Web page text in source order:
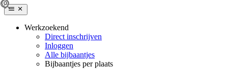
Werkzoekend
Direct inschrijven
Inloggen
Alle bijbaantjes
Bijbaantjes per plaats